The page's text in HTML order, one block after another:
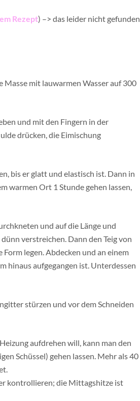
Rezept) –> das leider nicht gefunden
Masse mit lauwarmen Wasser auf 300
und mit den Fingern in der
drücken, die Eimischung
bis er glatt und elastisch ist. Dann in
warmen Ort 1 Stunde gehen lassen,
und auf die Länge und
verstreichen. Dann den Teig von
legen. Abdecken und an einem
hinaus aufgegangen ist. Unterdessen
stürzen und vor dem Schneiden
aufdrehen will, kann man den
Schüssel) gehen lassen. Mehr als 40
kontrollieren; die Mittagshitze ist